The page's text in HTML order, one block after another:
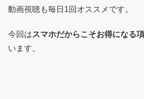
動画視聴も毎日1回オススメです。
今回はスマホだからこそお得になる
います。